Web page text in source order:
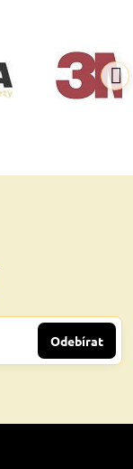
Odebírat